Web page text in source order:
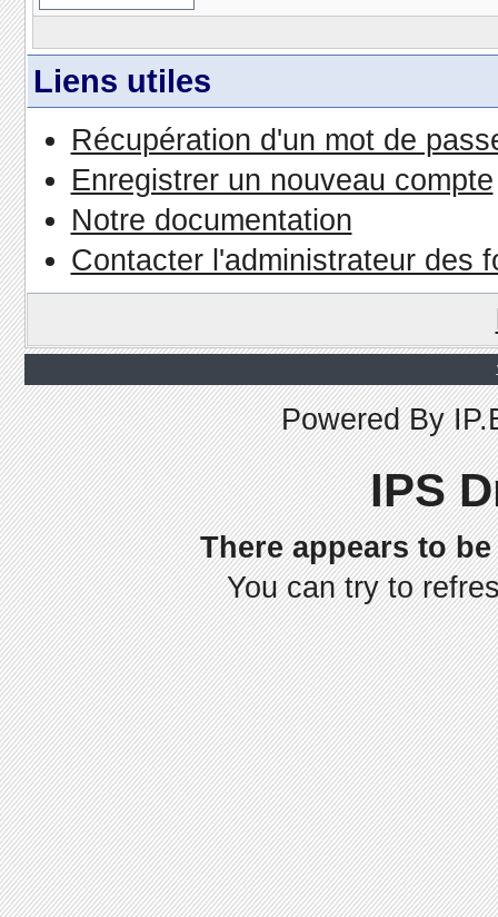
Liens utiles
Récupération d'un mot de
Enregistrer un nouveau compte
Notre documentation
Contacter l'administrateur des
Powered By
IPS
There appears to
You can try to